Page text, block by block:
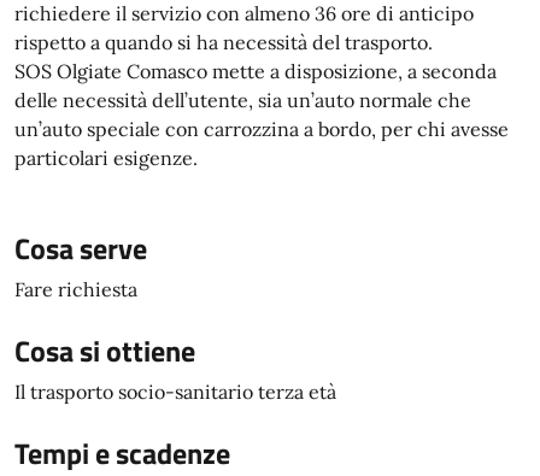
richiedere il servizio con almeno 36 ore di anticipo
rispetto a quando si ha necessità del trasporto.
SOS Olgiate Comasco mette a disposizione, a seconda
delle necessità dell’utente, sia un’auto normale che
un’auto speciale con carrozzina a bordo, per chi avesse
particolari esigenze.
Cosa serve
Fare richiesta
Cosa si ottiene
Il trasporto socio-sanitario terza età
Tempi e scadenze